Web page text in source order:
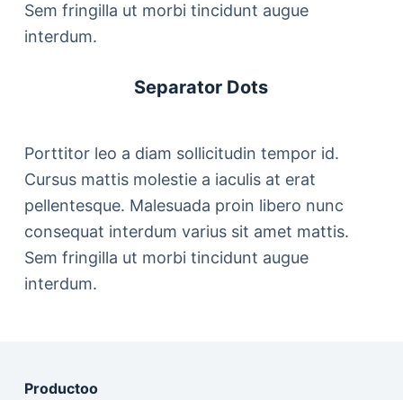
Sem fringilla ut morbi tincidunt augue
interdum.
Separator Dots
Porttitor leo a diam sollicitudin tempor id.
Cursus mattis molestie a iaculis at erat
pellentesque. Malesuada proin libero nunc
consequat interdum varius sit amet mattis.
Sem fringilla ut morbi tincidunt augue
interdum.
Productoo